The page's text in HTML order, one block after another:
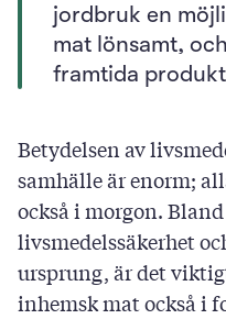
jordbruk en
mat lönsamt,
framtida
Betydelsen av
samhälle är enorm;
också i morgon.
livsmedelssäkerhet
ursprung, är det
inhemsk mat också i